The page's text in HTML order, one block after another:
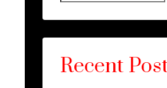
Recent